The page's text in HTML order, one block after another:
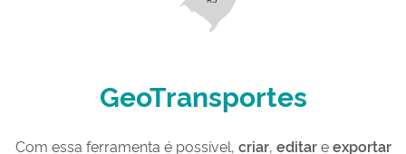
GeoTransportes
Com essa ferramenta é possível, criar, editareexportar